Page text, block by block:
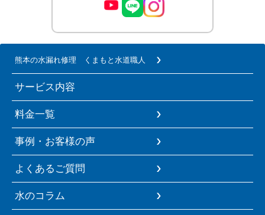
熊本の水漏れ修理 くまもと水道職人
サービス内容
料金一覧
事例・お客様の声
よくあるご質問
水のコラム